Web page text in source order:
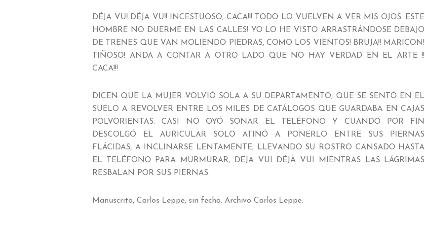
DÉJA VU! DÉJA VU!! INCESTUOSO, CACA!!! TODO LO VUELVEN A VER MIS OJOS. ESTE
HOMBRE NO DUERME EN LAS CALLES! YO LO HE VISTO ARRASTRÁNDOSE DEBAJO
DE TRENES QUE VAN MOLIENDO PIEDRAS, COMO LOS VIENTOS! BRUJA!! MARICON!
TIÑOSO! ANDA A CONTAR A OTRO LADO QUE NO HAY VERDAD EN EL ARTE !!
CACA!!!
DICEN QUE LA MUJER VOLVIÓ SOLA A SU DEPARTAMENTO, QUE SE SENTÓ EN EL
SUELO A REVOLVER ENTRE LOS MILES DE CATÁLOGOS QUE GUARDABA EN CAJAS
POLVORIENTAS. CASI NO OYÓ SONAR EL TELÉFONO Y CUANDO POR FIN
DESCOLGÓ EL AURICULAR SOLO ATINÓ A PONERLO ENTRE SUS PIERNAS
FLÁCIDAS, A INCLINARSE LENTAMENTE, LLEVANDO SU ROSTRO CANSADO HASTA
EL TELÉFONO PARA MURMURAR, DEJA VUI DÉJÀ VUI MIENTRAS LAS LÁGRIMAS
RESBALAN POR SUS PIERNAS.
Manuscrito, Carlos Leppe, sin fecha. Archivo Carlos Leppe.